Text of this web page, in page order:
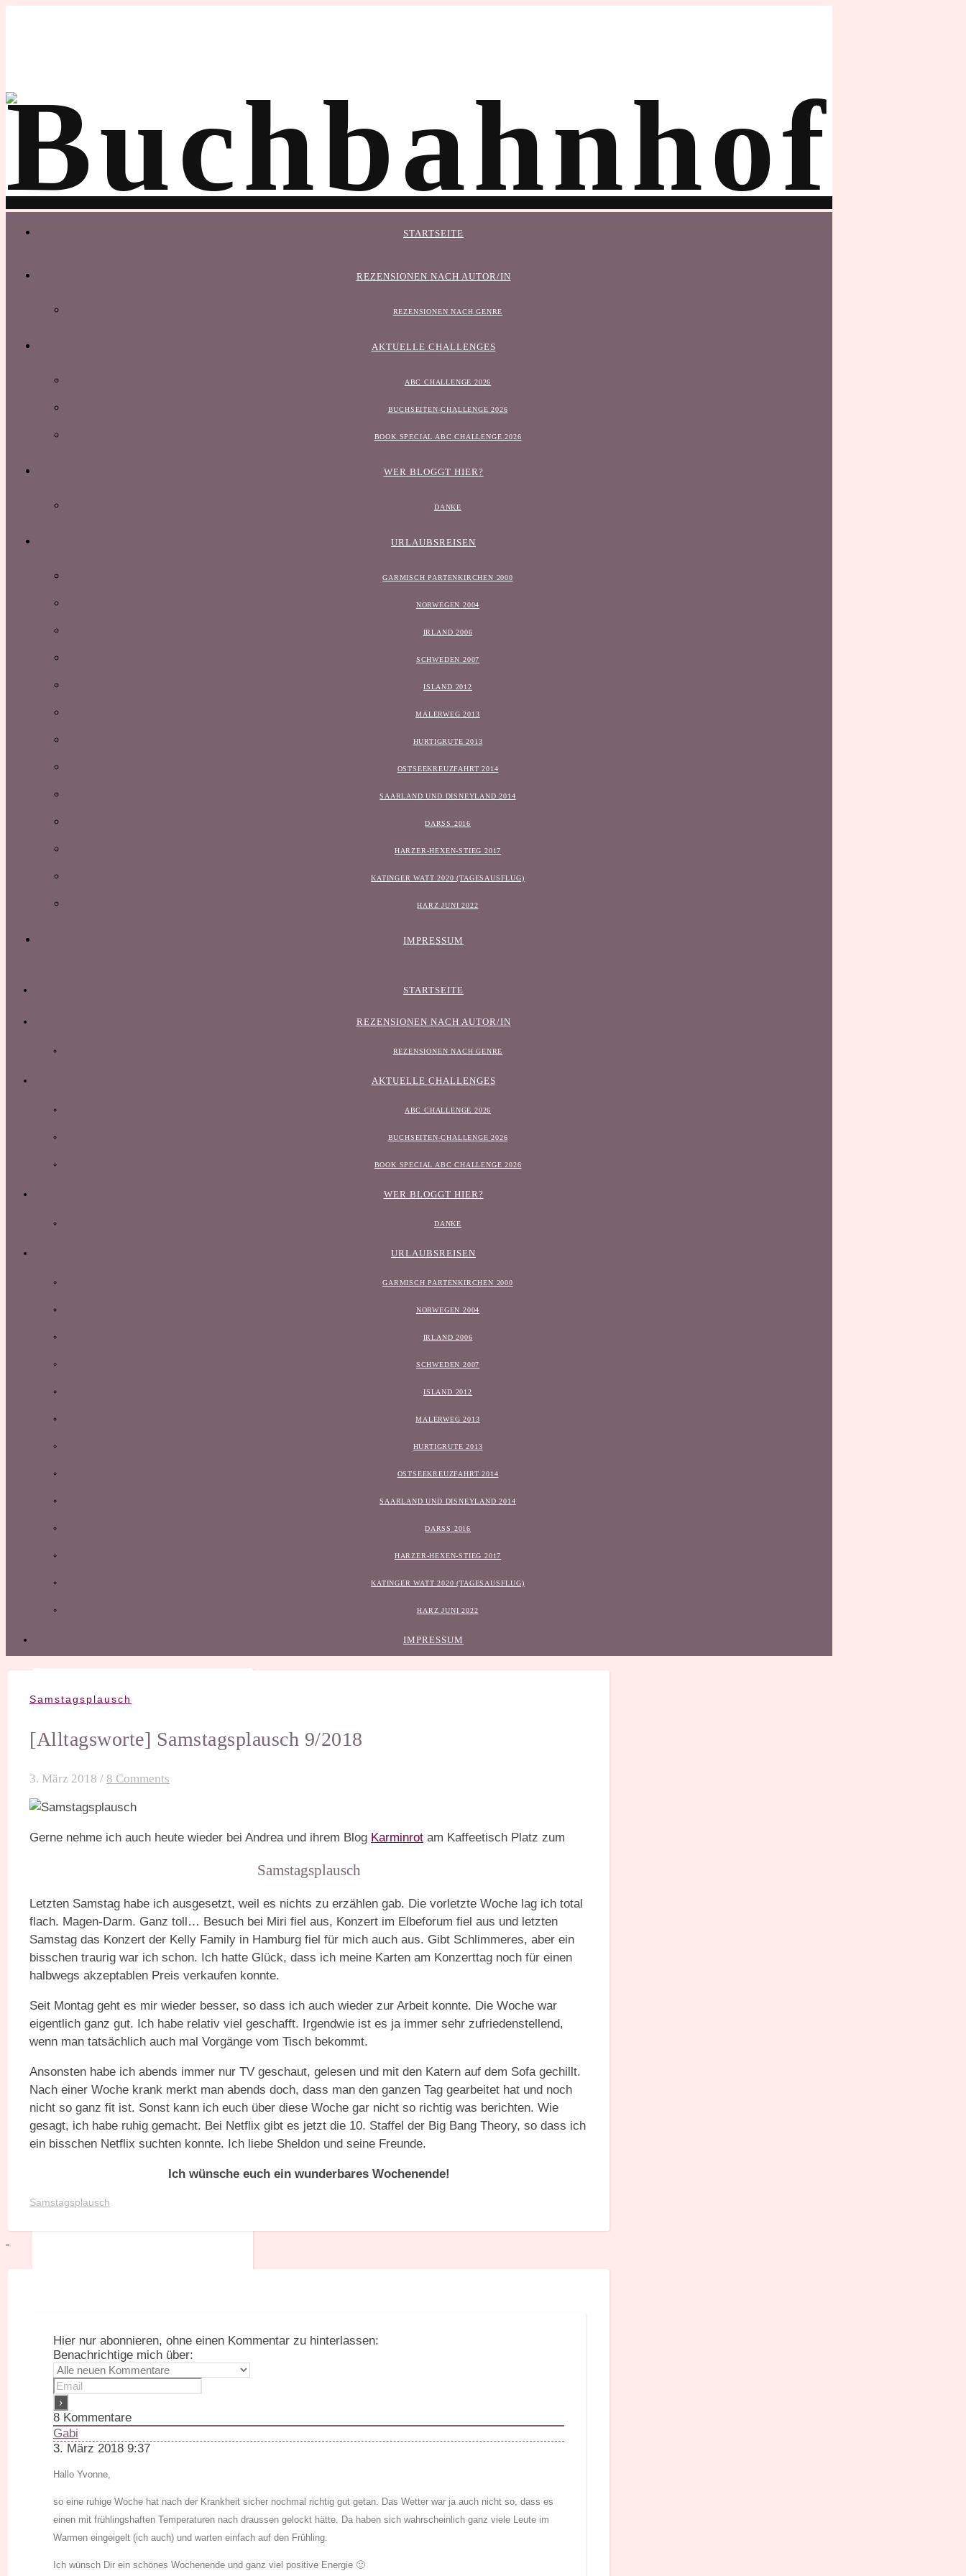
STARTSEITE
REZENSIONEN NACH AUTOR/IN
REZENSIONEN NACH GENRE
AKTUELLE CHALLENGES
ABC CHALLENGE 2026
BUCHSEITEN-CHALLENGE 2026
BOOK SPECIAL ABC CHALLENGE 2026
WER BLOGGT HIER?
DANKE
URLAUBSREISEN
GARMISCH PARTENKIRCHEN 2000
NORWEGEN 2004
IRLAND 2006
SCHWEDEN 2007
ISLAND 2012
MALERWEG 2013
HURTIGRUTE 2013
OSTSEEKREUZFAHRT 2014
SAARLAND UND DISNEYLAND 2014
DARSS 2016
HARZER-HEXEN-STIEG 2017
KATINGER WATT 2020 (TAGESAUSFLUG)
HARZ JUNI 2022
IMPRESSUM
STARTSEITE
REZENSIONEN NACH AUTOR/IN
REZENSIONEN NACH GENRE
AKTUELLE CHALLENGES
ABC CHALLENGE 2026
BUCHSEITEN-CHALLENGE 2026
BOOK SPECIAL ABC CHALLENGE 2026
WER BLOGGT HIER?
DANKE
URLAUBSREISEN
GARMISCH PARTENKIRCHEN 2000
NORWEGEN 2004
IRLAND 2006
SCHWEDEN 2007
ISLAND 2012
MALERWEG 2013
HURTIGRUTE 2013
OSTSEEKREUZFAHRT 2014
SAARLAND UND DISNEYLAND 2014
DARSS 2016
HARZER-HEXEN-STIEG 2017
KATINGER WATT 2020 (TAGESAUSFLUG)
HARZ JUNI 2022
IMPRESSUM
Samstagsplausch
[Alltagsworte] Samstagsplausch 9/2018
3. März 2018 / 8 Comments
Gerne nehme ich auch heute wieder bei Andrea und ihrem Blog Karminrot am Kaffeetisch Platz zum
Samstagsplausch
Letzten Samstag habe ich ausgesetzt, weil es nichts zu erzählen gab. Die vorletzte Woche lag ich total
flach. Magen-Darm. Ganz toll… Besuch bei Miri fiel aus, Konzert im Elbeforum fiel aus und letzten
Samstag das Konzert der Kelly Family in Hamburg fiel für mich auch aus. Gibt Schlimmeres, aber ein
bisschen traurig war ich schon. Ich hatte Glück, dass ich meine Karten am Konzerttag noch für einen
halbwegs akzeptablen Preis verkaufen konnte.
Seit Montag geht es mir wieder besser, so dass ich auch wieder zur Arbeit konnte. Die Woche war
eigentlich ganz gut. Ich habe relativ viel geschafft. Irgendwie ist es ja immer sehr zufriedenstellend,
wenn man tatsächlich auch mal Vorgänge vom Tisch bekommt.
Ansonsten habe ich abends immer nur TV geschaut, gelesen und mit den Katern auf dem Sofa gechillt.
Nach einer Woche krank merkt man abends doch, dass man den ganzen Tag gearbeitet hat und noch
nicht so ganz fit ist. Sonst kann ich euch über diese Woche gar nicht so richtig was berichten. Wie
gesagt, ich habe ruhig gemacht. Bei Netflix gibt es jetzt die 10. Staffel der Big Bang Theory, so dass ich
ein bisschen Netflix suchten konnte. Ich liebe Sheldon und seine Freunde.
Ich wünsche euch ein wunderbares Wochenende!
Samstagsplausch
Hier nur abonnieren, ohne einen Kommentar zu hinterlassen:
Benachrichtige mich über:
8 Kommentare
Gabi
3. März 2018 9:37
Hallo Yvonne,
so eine ruhige Woche hat nach der Krankheit sicher nochmal richtig gut getan. Das Wetter war ja auch nicht so, dass es
einen mit frühlingshaften Temperaturen nach draussen gelockt hätte. Da haben sich wahrscheinlich ganz viele Leute im
Warmen eingeigelt (ich auch) und warten einfach auf den Frühling.
Ich wünsch Dir ein schönes Wochenende und ganz viel positive Energie 🙂